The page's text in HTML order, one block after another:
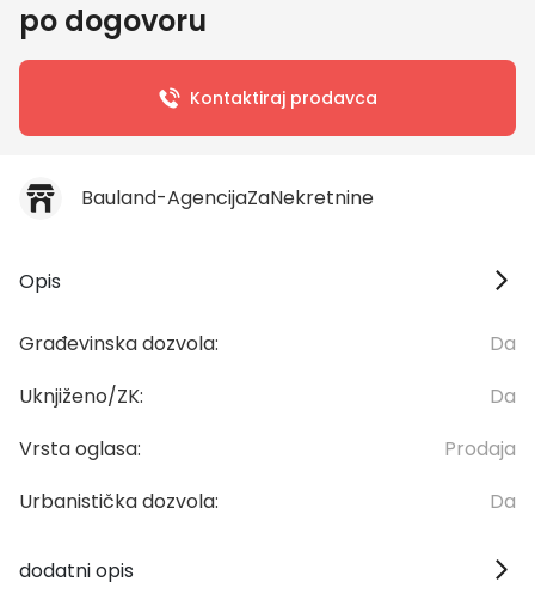
po dogovoru
Kontaktiraj prodavca
Bauland-AgencijaZaNekretnine
Opis
Građevinska dozvola:
Da
Uknjiženo/ZK:
Da
Vrsta oglasa:
Prodaja
Urbanistička dozvola:
Da
dodatni opis